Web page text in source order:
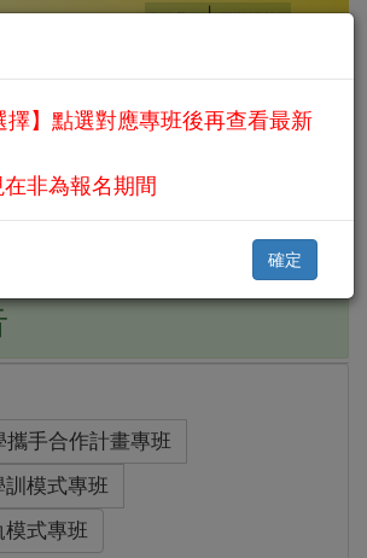
連絡我們|回勤益首頁
科技大學
生系統
報名 密碼查詢
手合作計畫專班
模式專班
式專班
擇】點選對應專班後再查看最新
非為報名期間
確定